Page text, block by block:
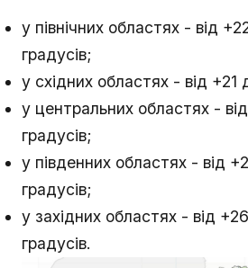
у північних областях - від
градусів;
у східних областях - від +21
у центральних областях -
градусів;
у південних областях - від
градусів;
у західних областях - від
градусів.